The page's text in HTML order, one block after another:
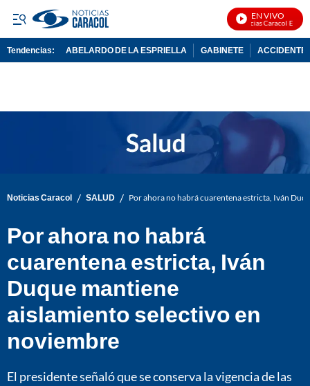
EN VIVO
Noticias Caracol En Vivo
Tendencias: ABELARDO DE LA ESPRIELLA GABINETE ACCIDENTE
Noticias Caracol / SALUD / Por ahora no habrá cuarentena estricta, Iván
Por ahora no habrá
cuarentena estricta, Iván
Duque mantiene
aislamiento selectivo en
noviembre
El presidente señaló que se conserva la vigencia de las